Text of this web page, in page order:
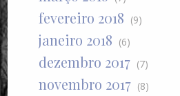
fevereiro 2018 (9)
janeiro 2018 (6)
dezembro 2017 (7)
novembro 2017 (8)